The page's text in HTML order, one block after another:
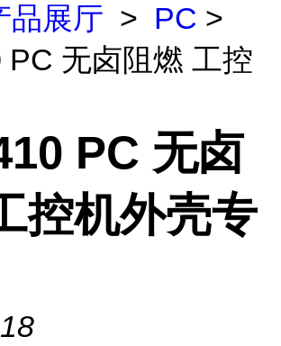
品展厅 > PC >
PC 无卤阻燃 工控
PC 无卤
控机外壳专